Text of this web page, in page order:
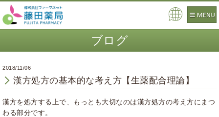
ブログ
2018/11/06
漢方処方の基本的な考え方【生薬配合理論】
漢方を処方する上で、もっとも大切なのは漢方処方の考え方にまつ
わる部分です。